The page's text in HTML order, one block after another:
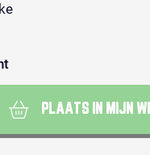
PLAATS IN MIJN